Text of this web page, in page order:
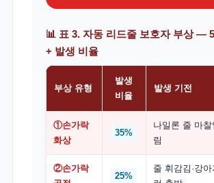
📊 표 3. 자동 리드줄 보호자 부상 —
+ 발생 비율
부상 유형
발생
비율
발생 기전
①손가락
화상
35%
나일론 줄 마찰
림
②손가락
25%
줄 휘감김·강